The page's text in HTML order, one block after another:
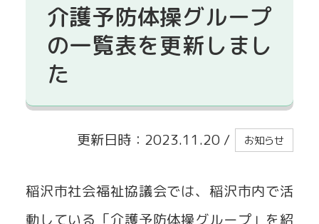
サービス
介護予防体操グループ
の一覧表を更新しまし
た
更新日時：2023.11.20 / お知らせ
稲沢市社会福祉協議会では、稲沢市内で活
動している「介護予防体操グループ」を紹